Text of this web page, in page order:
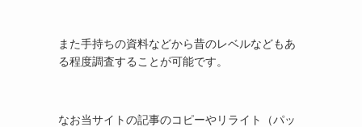
また手持ちの資料などから昔のレベルなどもあ
る程度調査することが可能です。
なお当サイトの記事のコピーやリライト（パッ